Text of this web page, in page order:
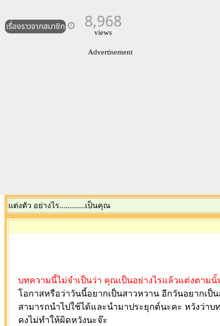
เรื่องราวจากสมาชิก 8,968
views
Advertisement
แต่งตัว อย่างไร.............เป็นคุณ
บทความนี้ไม่จำเป็นว่า คุณเป็นอย่างไรแล้วแต่งตามนั้
โอกาสหรือว่าวันนี้อยากเป็นสาวหวาน อีกวันอยากเป็
สามารถนำไปใช้ได้และนำมาประยุกต์นะคะ หวังว่า
คงไม่ทำให้ผิดหวังนะจ๊ะ